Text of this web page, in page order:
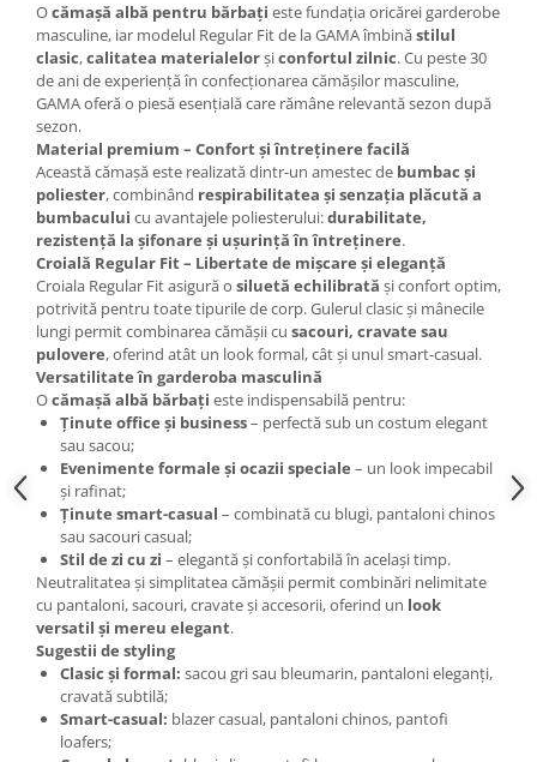
Ocămașă albă pentru bărbați este fundația oricărei garderobe
masculine, iar modelul Regular Fit de la GAMA îmbinăstilul
clasic,calitatea materialelorșiconfortul zilnic. Cu peste 30
de ani de experiență în confecționarea cămășilor masculine,
GAMA oferă o piesă esențială care rămâne relevantă sezon după
sezon.
Material premium – Confort și întreținere facilă
Această cămașă este realizată dintr-un amestec de bumbac și
poliester, combinând respirabilitatea și senzația plăcută a
bumbacului cu avantajele poliesterului:durabilitate,
rezistență la șifonare și ușurință în întreținere.
Croială Regular Fit – Libertate de mișcare și eleganță
Croiala Regular Fit asigură o siluetă echilibrată și confort optim,
potrivită pentru toate tipurile de corp. Gulerul clasic și mânecile
lungi permit combinarea cămășii cu sacouri, cravate sau
pulovere, oferind atât un look formal, cât și unul smart-casual.
Versatilitate în garderoba masculină
Ocămașă albă bărbați este indispensabilă pentru:
Ținute office și business– perfectă sub un costum elegant
sau sacou;
Evenimente formale și ocazii speciale – un look impecabil
și rafinat;
Ținute smart-casual – combinată cu blugi, pantaloni chinos
sau sacouri casual;
Stil de zi cu zi – elegantă și confortabilă în același timp.
Neutralitatea și simplitatea cămășii permit combinări nelimitate
cu pantaloni, sacouri, cravate și accesorii, oferind un look
versatil și mereu elegant.
Sugestii de styling
Clasic și formal: sacou gri sau bleumarin, pantaloni eleganți,
cravată subtilă;
Smart-casual: blazer casual, pantaloni chinos, pantofi
loafers;